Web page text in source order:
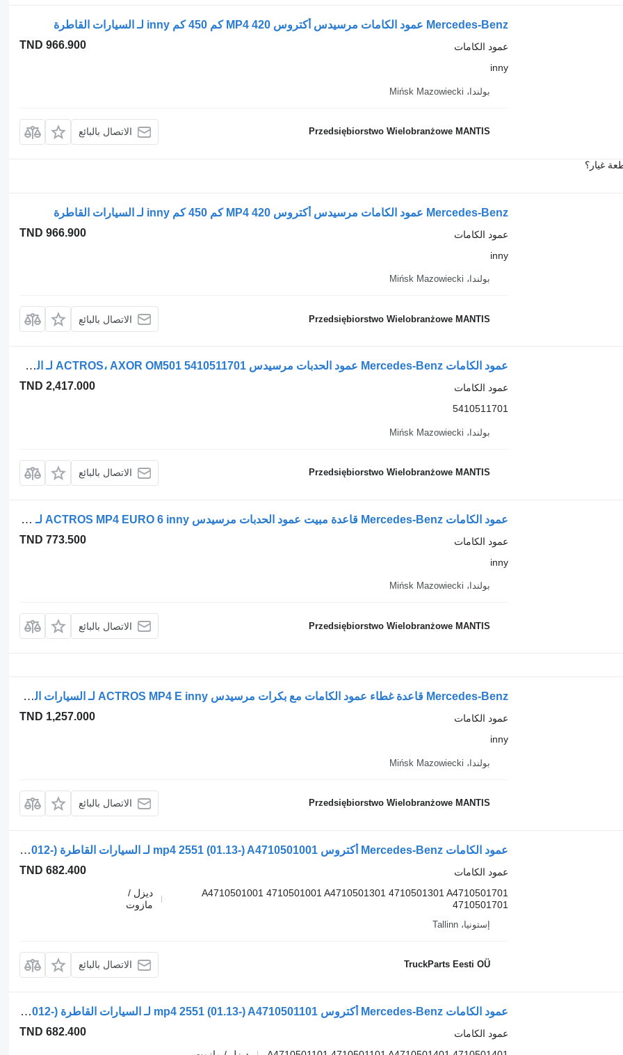
Mercedes-Benz عمود الكامات مرسيدس أكتروس MP4 420 كم 450 كم inny لـ السيارات القاطرة
TND 966.900
عمود الكامات
inny
بولندا، Mińsk Mazowiecki
Przedsiębiorstwo Wielobranżowe MANTIS الاتصال بالبائع
غيار؟
Mercedes-Benz عمود الكامات مرسيدس أكتروس MP4 420 كم 450 كم inny لـ السيارات القاطرة
TND 966.900
عمود الكامات
inny
بولندا، Mińsk Mazowiecki
Przedsiębiorstwo Wielobranżowe MANTIS الاتصال بالبائع
عمود الكامات Mercedes-Benz عمود الحدبات مرسيدس ACTROS، AXOR OM501 5410511701 لـ السيارات القاطرة
TND 2,417.000
عمود الكامات
5410511701
بولندا، Mińsk Mazowiecki
Przedsiębiorstwo Wielobranżowe MANTIS الاتصال بالبائع
عمود الكامات Mercedes-Benz قاعدة مبيت عمود الحدبات مرسيدس ACTROS MP4 EURO 6 inny لـ السيارات القاطرة
TND 773.500
عمود الكامات
inny
بولندا، Mińsk Mazowiecki
Przedsiębiorstwo Wielobranżowe MANTIS الاتصال بالبائع
Mercedes-Benz قاعدة غطاء عمود الكامات مع بكرات مرسيدس ACTROS MP4 E inny لـ السيارات القاطرة
TND 1,257.000
عمود الكامات
inny
بولندا، Mińsk Mazowiecki
Przedsiębiorstwo Wielobranżowe MANTIS الاتصال بالبائع
عمود الكامات Mercedes-Benz أكتروس mp4 2551 (01.13-) A4710501001 لـ السيارات القاطرة Mercedes-Benz Actros MP4 Antos Arocs (2012-)
TND 682.400
عمود الكامات
A4710501001 4710501001 A4710501301 4710501301 A4710501701
4710501701
ديزل /
مازوت
إستونيا، Tallinn
TruckParts Eesti OÜ الاتصال بالبائع
عمود الكامات Mercedes-Benz أكتروس mp4 2551 (01.13-) A4710501101 لـ السيارات القاطرة Mercedes-Benz Actros MP4 Antos Arocs (2012-)
TND 682.400
عمود الكامات